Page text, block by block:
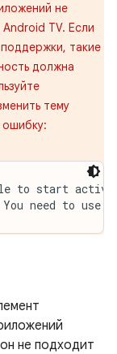
не
TV. Если
такие
должна
тему
to start
need to use
не подходит